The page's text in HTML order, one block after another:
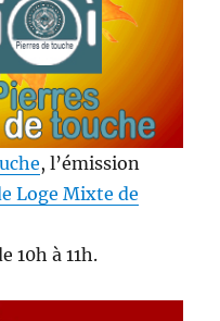
, l’émission
Loge Mixte de
10h à 11h.